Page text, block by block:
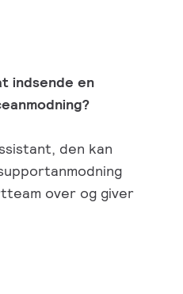
indsende en
den kan
over og giver